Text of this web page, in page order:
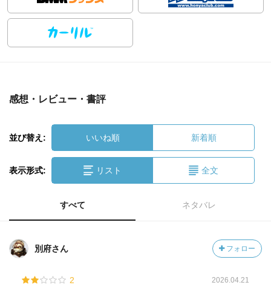
感想・レビュー・書評
並び替え: いいね順 新着順
表示形式: リスト 全文
すべて ネタバレ
別府さん フォロー
2 2026.04.21